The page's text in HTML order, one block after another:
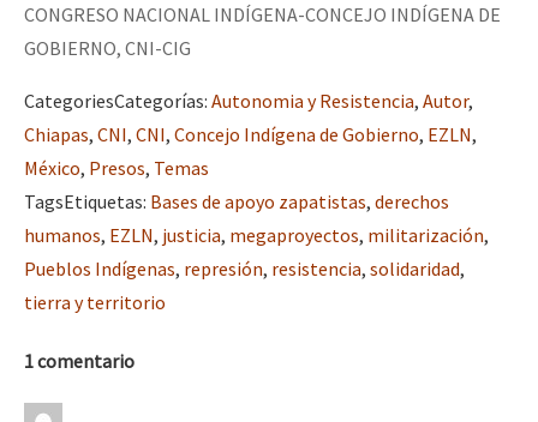
CONGRESO NACIONAL INDÍGENA-CONCEJO INDÍGENA DE
GOBIERNO, CNI-CIG
CategoriesCategorías: Autonomia y Resistencia, Autor,
Chiapas, CNI, CNI, Concejo Indígena de Gobierno, EZLN,
México, Presos, Temas
TagsEtiquetas: Bases de apoyo zapatistas, derechos
humanos, EZLN, justicia, megaproyectos, militarización,
Pueblos Indígenas, represión, resistencia, solidaridad,
tierra y territorio
1 comentario